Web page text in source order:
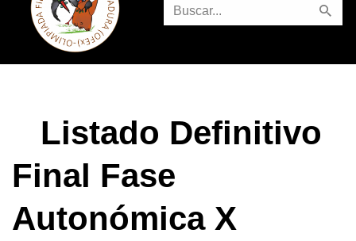
Listado Definitivo
Final Fase
Autonómica X